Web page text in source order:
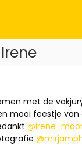
met de
mooi feestje van